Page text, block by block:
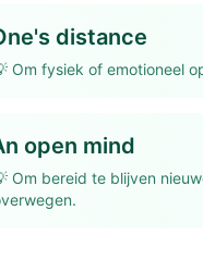
distance
Om fysiek of emotioneel
open mind
Om bereid te blijven